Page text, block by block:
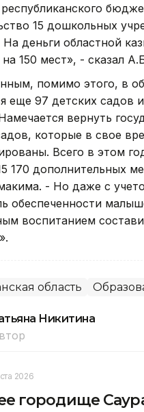
15 дошкольных
деньги областной
150 мест», - сказал
помимо этого, в
еще 97 детских садов
вернуть
которые в свое
Всего в этом
170 дополнительных
- Но даже с
обеспеченности
воспитанием
область
Никитина
2026
городище